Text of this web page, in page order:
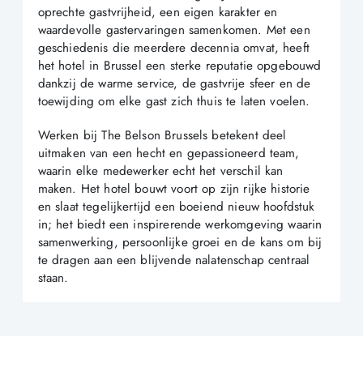
oprechte gastvrijheid, een eigen karakter en
waardevolle gastervaringen samenkomen. Met een
geschiedenis die meerdere decennia omvat, heeft
het hotel in Brussel een sterke reputatie opgebouwd
dankzij de warme service, de gastvrije sfeer en de
toewijding om elke gast zich thuis te laten voelen.
Werken bij The Belson Brussels betekent deel
uitmaken van een hecht en gepassioneerd team,
waarin elke medewerker echt het verschil kan
maken. Het hotel bouwt voort op zijn rijke historie
en slaat tegelijkertijd een boeiend nieuw hoofdstuk
in; het biedt een inspirerende werkomgeving waarin
samenwerking, persoonlijke groei en de kans om bij
te dragen aan een blijvende nalatenschap centraal
staan.